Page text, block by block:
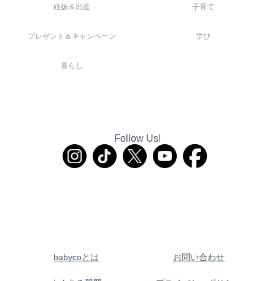
妊娠＆出産 子育て
プレゼント＆キャンペーン 学び
暮らし
Follow Us!
babycoとは お問い合わせ